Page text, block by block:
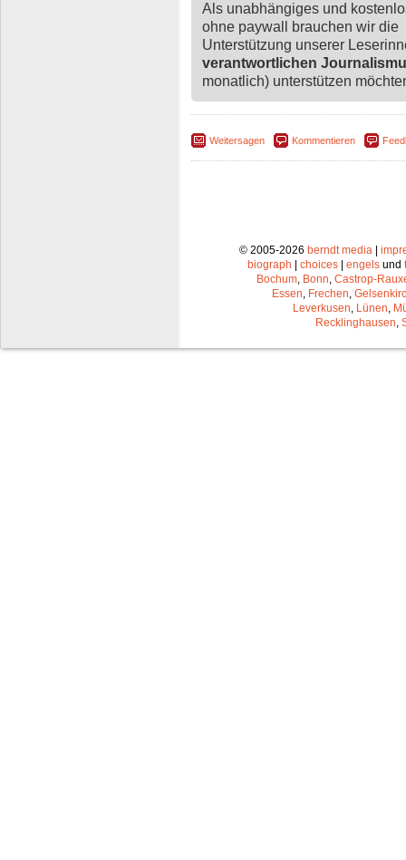
Als unabhängiges und
ohne paywall brauchen wir die
Unterstützung unserer
verantwortlichen
monatlich) unterstützen
Weitersagen Kommentieren
© 2005-2026 berndt media |
biograph | choices | engels und
Bochum Bonn Castrop-
Essen Frechen
Leverkusen Lünen
Recklinghausen